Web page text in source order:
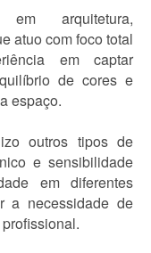
arquitetura,
atuo com foco total
em captar
de cores e
espaço.
outros tipos de
e sensibilidade
em diferentes
a necessidade de